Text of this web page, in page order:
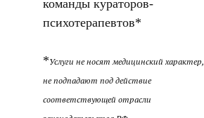
команды кураторов-
психотерапевтов*
*Услуги не носят медицинский характер,
не подпадают под действие
соответствующей отрасли